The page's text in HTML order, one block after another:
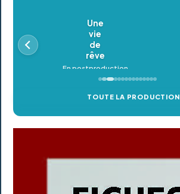
Oldeupe
En postproduction
TOUTE LA PRODUCTION